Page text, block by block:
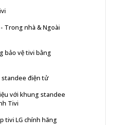
Trong nhà & Ngoài
bảo vệ tivi bằng
standee điện tử
với khung standee
Tivi
tivi LG chính hãng